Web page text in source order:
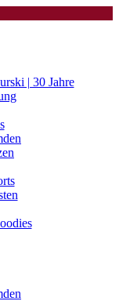
| 30 Jahre